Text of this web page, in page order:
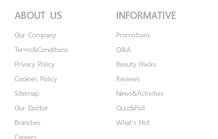
ABOUT US
Our Company
Terms&Conditions
Privacy Policy
Cookies Policy
Sitemap
Our Doctor
Branches
INFORMATIVE
Promotions
Q&A
Beauty Hacks
Reviews
News&Activities
Quiz&Poll
What's Hot